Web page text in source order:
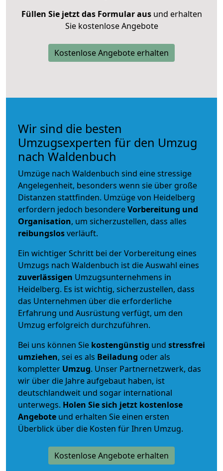
Füllen Sie jetzt das Formular ausund erhalten
Sie kostenlose Angebote
Kostenlose Angebote erhalten
Wir sind die besten
Umzugsexperten für den Umzug
nach Waldenbuch
Umzüge nach Waldenbuch sind eine stressige
Angelegenheit, besonders wenn sie über große
Distanzen stattfinden. Umzüge von Heidelberg
erfordern jedoch besondereVorbereitung und
Organisation, um sicherzustellen, dass alles
reibungslosverläuft.
Ein wichtiger Schritt bei der Vorbereitung eines
Umzugs nach Waldenbuch ist die Auswahl eines
zuverlässigen Umzugsunternehmens in
Heidelberg. Es ist wichtig, sicherzustellen, dass
das Unternehmen über die erforderliche
Erfahrung und Ausrüstung verfügt, um den
Umzug erfolgreich durchzuführen.
Bei uns können Sie kostengünstig und stressfrei
umziehen, sei es als Beiladung oder als
kompletter Umzug. Unser Partnernetzwerk, das
wir über die Jahre aufgebaut haben, ist
deutschlandweit und sogar international
unterwegs. Holen Sie sich jetzt kostenlose
Angebote und erhalten Sie einen ersten
Überblick über die Kosten für Ihren Umzug.
Kostenlose Angebote erhalten